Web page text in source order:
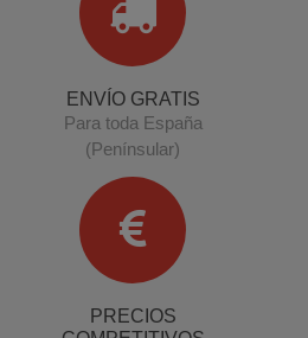
ENVÍO GRATIS
Para toda España
(Penínsular)
PRECIOS